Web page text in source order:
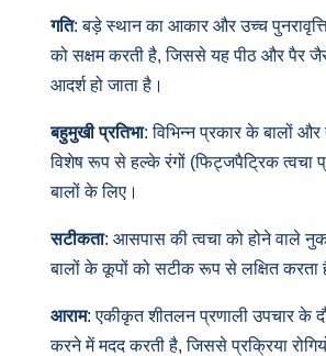
गति: बड़े स्थान का आकार और उच्च
को सक्षम करती है, जिससे यह पीठ और पैर
आदर्श हो जाता है।
बहुमुखी प्रतिभा: विभिन्न प्रकार के बालों और
विशेष रूप से हल्के रंगों (फिट्जपैट्रिक त्वचा
बालों के लिए।
सटीकता: आसपास की त्वचा को होने वाले
बालों के कूपों को सटीक रूप से लक्षित करता
आराम: एकीकृत शीतलन प्रणाली उपचार के
करने में मदद करती है, जिससे प्रक्रिया